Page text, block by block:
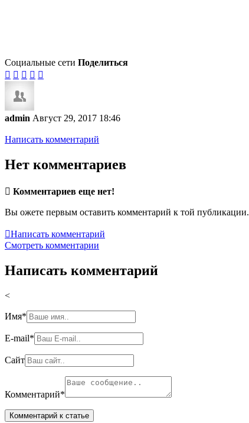
Социальные сети Поделиться
    
admin Август 29, 2017 18:46
Написать комментарий
Нет комментариев
 Комментариев еще нет!
Вы ожете первым оставить комментарий к той публикации.
Написать комментарий
Смотреть комментарии
Написать комментарий
<
Имя*
E-mail*
Сайт
Комментарий*